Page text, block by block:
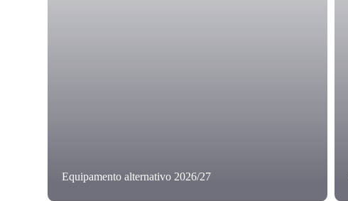
Equipamento alternativo 2026/27